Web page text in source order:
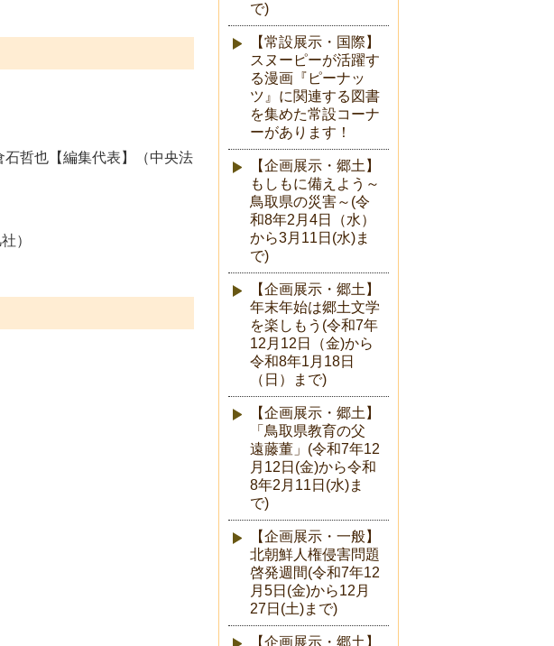
哲也【編集代表】（中央法
）
で)
【常設展示・国際】
スヌーピーが活躍す
る漫画『ピーナッ
ツ』に関連する図書
を集めた常設コーナ
ーがあります！
【企画展示・郷土】
もしもに備えよう～
鳥取県の災害～(令
和8年2月4日（水）
から3月11日(水)ま
で)
【企画展示・郷土】
年末年始は郷土文学
を楽しもう(令和7年
12月12日（金)から
令和8年1月18日
（日）まで)
【企画展示・郷土】
「鳥取県教育の父
遠藤董」(令和7年12
月12日(金)から令和
8年2月11日(水)ま
で)
【企画展示・一般】
北朝鮮人権侵害問題
啓発週間(令和7年12
月5日(金)から12月
27日(土)まで)
【企画展示・郷土】